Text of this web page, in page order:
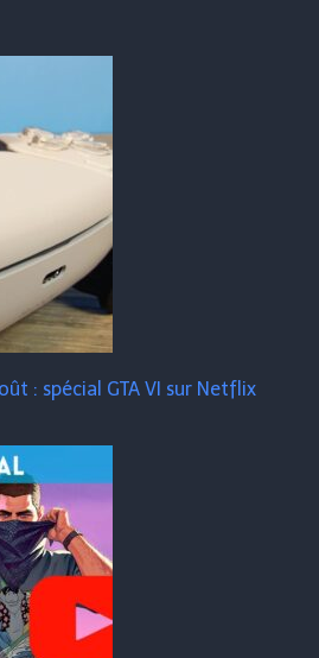
: spécial GTA VI sur Netflix